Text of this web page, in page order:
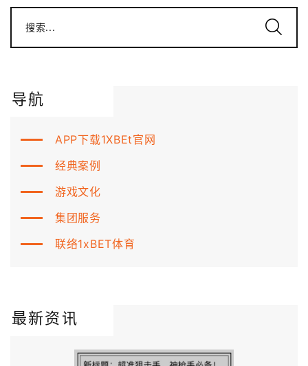
搜索...
导航
APP下载1XBEt官网
经典案例
游戏文化
集团服务
联络1xBET体育
最新资讯